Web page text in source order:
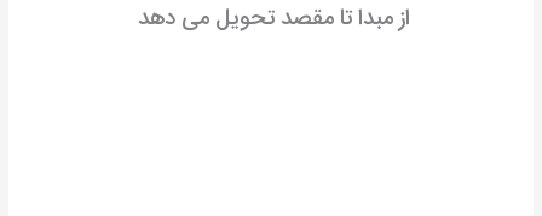
از مبدا تا مقصد تحویل می دهد